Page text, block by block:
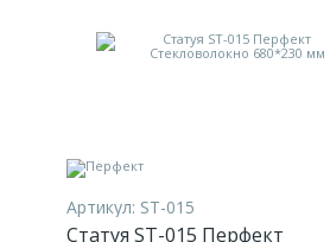
Артикул: ST-015
Статуя ST-015 Перфект